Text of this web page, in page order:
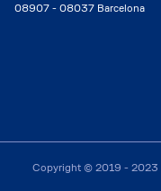
08907 - 08037 Barcelona
Copyright © 2019 - 2023